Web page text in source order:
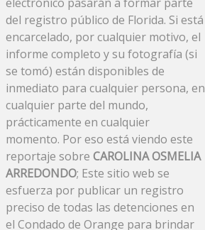
del registro público de Florida. Si está
encarcelado, por cualquier motivo, el
informe completo y su fotografía (si
se tomó) están disponibles de
inmediato para cualquier persona, en
cualquier parte del mundo,
prácticamente en cualquier
momento. Por eso está viendo este
reportaje sobre CAROLINA OSMELIA
ARREDONDO; Este sitio web se
esfuerza por publicar un registro
preciso de todas las detenciones en
el Condado de Orange para brindar